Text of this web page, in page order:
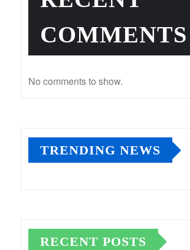
COMMENTS
No comments to show.
TRENDING NEWS
RECENT POSTS